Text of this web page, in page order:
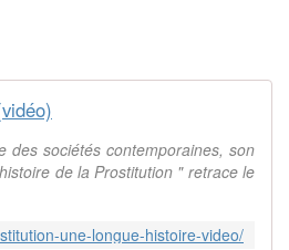
des sociétés contemporaines, son
de la Prostitution " retrace le
une-longue-histoire-video/